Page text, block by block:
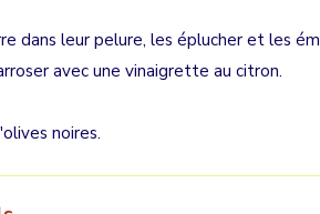
dans leur pelure, les éplucher et les
avec une vinaigrette au citron.
noires.